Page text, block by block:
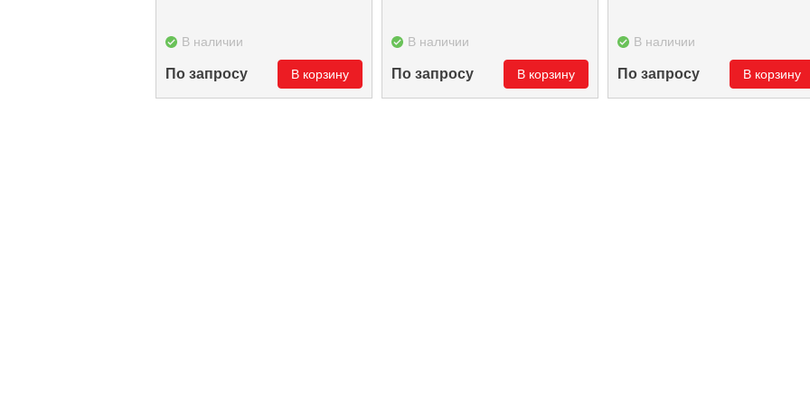
В наличии
По запросу В корзину
В наличии
По запросу В корзину
В наличии
По запросу В корзину